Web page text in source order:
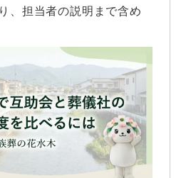
、担当者の説明まで含め